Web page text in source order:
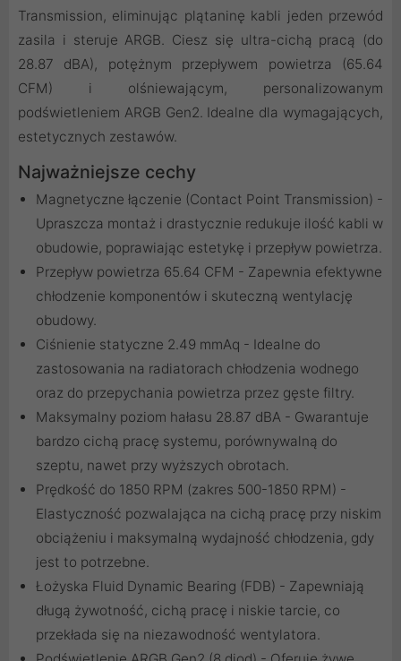
Transmission, eliminując plątaninę kabli jeden przewód
zasila i steruje ARGB. Ciesz się ultra-cichą pracą (do
28.87 dBA), potężnym przepływem powietrza (65.64
CFM) i olśniewającym, personalizowanym
podświetleniem ARGB Gen2. Idealne dla wymagających,
estetycznych zestawów.
Najważniejsze cechy
Magnetyczne łączenie (Contact Point Transmission) -
Upraszcza montaż i drastycznie redukuje ilość kabli w
obudowie, poprawiając estetykę i przepływ powietrza.
Przepływ powietrza 65.64 CFM - Zapewnia efektywne
chłodzenie komponentów i skuteczną wentylację
obudowy.
Ciśnienie statyczne 2.49 mmAq - Idealne do
zastosowania na radiatorach chłodzenia wodnego
oraz do przepychania powietrza przez gęste filtry.
Maksymalny poziom hałasu 28.87 dBA - Gwarantuje
bardzo cichą pracę systemu, porównywalną do
szeptu, nawet przy wyższych obrotach.
Prędkość do 1850 RPM (zakres 500-1850 RPM) -
Elastyczność pozwalająca na cichą pracę przy niskim
obciążeniu i maksymalną wydajność chłodzenia, gdy
jest to potrzebne.
Łożyska Fluid Dynamic Bearing (FDB) - Zapewniają
długą żywotność, cichą pracę i niskie tarcie, co
przekłada się na niezawodność wentylatora.